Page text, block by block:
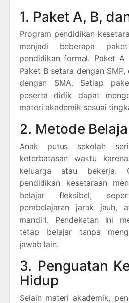
1. Paket A, B,
Program pendidikan
menjadi beberapa
pendidikan formal. Paket A
Paket B setara dengan
dengan SMA. Setiap
peserta didik dapat
materi akademik sesuai
2. Metode
Anak putus sekolah
keterbatasan waktu
keluarga atau bekerja.
pendidikan kesetaraan
belajar fleksibel,
pembelajaran jarak jauh,
mandiri. Pendekatan ini
tetap belajar tanpa
jawab lain.
3. Penguatan
Hidup
Selain materi akademik,